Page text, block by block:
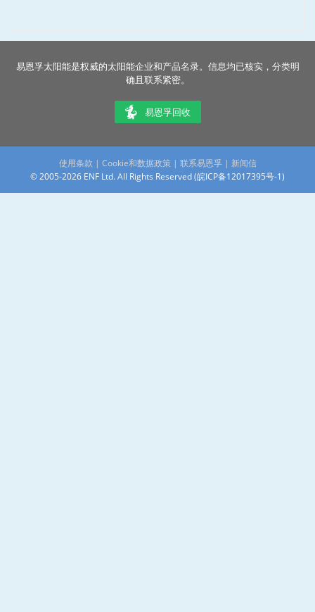
易恩孚太阳能是权威的太阳能企业和产品名录。信息均已核实，分类明
确且联系紧密。
易恩孚回收
使用条款 | Cookie和数据政策| 联系易恩孚 | 新闻信
© 2005-2026 ENF Ltd. All Rights Reserved (皖ICP备12017395号-1)